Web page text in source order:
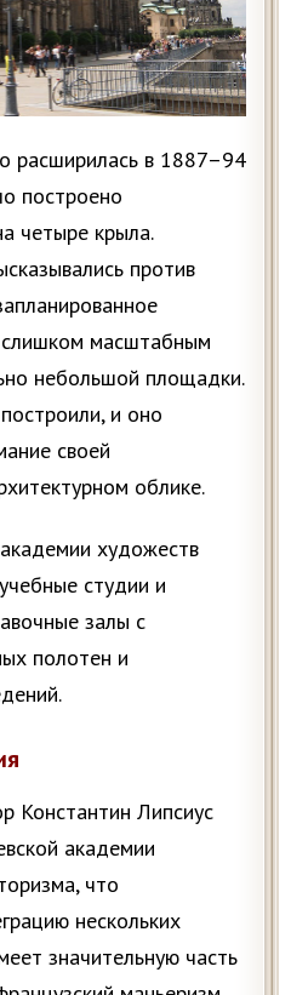
расширилась в 1887–94
построено
четыре крыла.
против
слишком масштабным
небольшой площадки.
и оно
своей
облике.
художеств
студии и
залы с
полотен и
Константин Липсиус
академии
что
нескольких
значительную часть